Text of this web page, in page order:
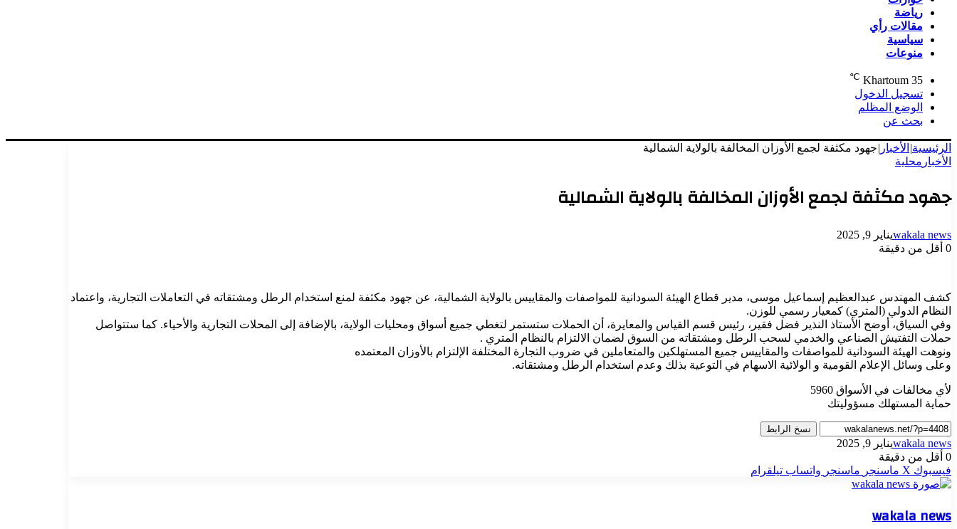
رياضة
مقالات رأي
سياسية
منوعات
Khartoum 35
℃
تسجيل الدخول
الوضع المظلم
بحث عن
الرئيسية| الأخبار |جهود مكثفة لجمع الأوزان المخالفة بالولاية الشمالية
الأخبار محلية
جهود مكثفة لجمع الأوزان المخالفة بالولاية الشمالية
wakala newsيناير 9, 2025
0 أقل من دقيقة
كشف المهندس عبدالعظيم إسماعيل موسى، مدير قطاع الهيئة السودانية للمواصفات والمقاييس بالولاية الشمالية، عن جهود مكثفة لمنع استخدام الرطل ومشتقاته في التعاملات التجارية، واعتماد
النظام الدولي (المتري) كمعيار رسمي للوزن.
وفي السياق، أوضح الأستاذ النذير فضل فقير، رئيس قسم القياس والمعايرة، أن الحملات ستستمر لتغطي جميع أسواق ومحليات الولاية، بالإضافة إلى المحلات التجارية والأحياء. كما ستتواصل
حملات التفتيش الصناعي والخدمي لسحب الرطل ومشتقاته من السوق لضمان الالتزام بالنظام المتري .
ونوهت الهيئة السودانية للمواصفات والمقاييس جميع المستهلكين والمتعاملين في ضروب التجارة المختلفة الإلتزام بالأوزان المعتمده
وعلى وسائل الإعلام القومية و الولائية الاسهام في التوعية بذلك وعدم استخدام الرطل ومشتقاته.
لأي مخالفات في الأسواق 5960
حماية المستهلك مسؤوليتك
نسخ الرابط
wakala newsيناير 9, 2025
0 أقل من دقيقة
فيسبوك ‫X ماسنجر ماسنجر واتساب تيلقرام
wakala news